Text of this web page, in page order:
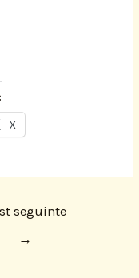
X
seguinte
→